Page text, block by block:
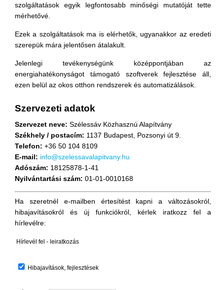
szolgáltatások egyik legfontosabb minőségi mutatóját tette
mérhetővé.
Ezek a szolgáltatások ma is elérhetők, ugyanakkor az eredeti
szerepük mára jelentősen átalakult.
Jelenlegi tevékenységünk középpontjában az
energiahatékonyságot támogató szoftverek fejlesztése áll,
ezen belül az okos otthon rendszerek és automatizálások.
Szervezeti adatok
Szervezet neve: Szélessáv Közhasznú Alapítvány
Székhely / postacím: 1137 Budapest, Pozsonyi út 9.
Telefon: +36 50 104 8109
E-mail: info@szelessavalapitvany.hu
Adószám: 18125878-1-41
Nyilvántartási szám: 01-01-0010168
Ha szeretnél e-mailben értesítést kapni a változásokról,
hibajavításokról és új funkciókról, kérlek iratkozz fel a
hírlevélre:
Hírlevél fel - leiratkozás
Hibajavítások, fejlesztések